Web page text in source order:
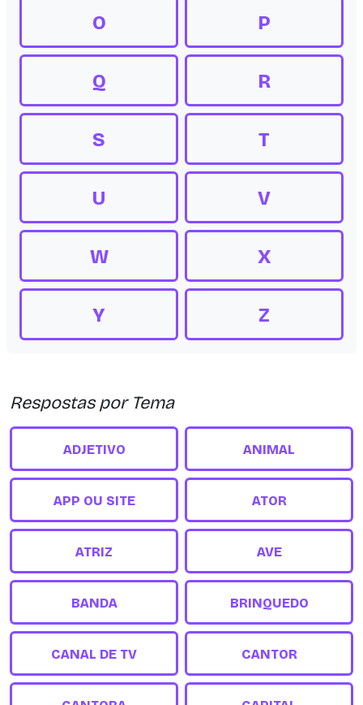
O P
Q R
S T
U V
W X
Y Z
Respostas por Tema
ADJETIVO ANIMAL
APP OU SITE ATOR
ATRIZ AVE
BANDA BRINQUEDO
CANAL DE TV CANTOR